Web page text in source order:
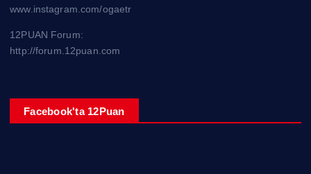
www.instagram.com/ogaetr
12PUAN Forum:
http://forum.12puan.com
Facebook'ta 12Puan